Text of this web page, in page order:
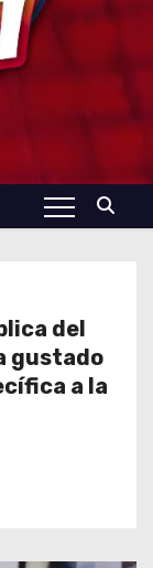
del
gustado
a la